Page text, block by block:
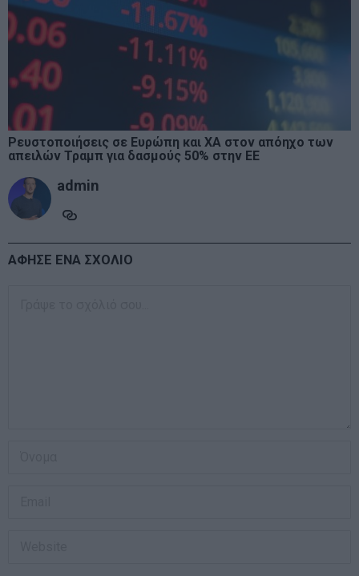
Ρευστοποιήσεις σε Ευρώπη και ΧΑ στον απόηχο των
απειλών Τραμπ για δασμούς 50% στην ΕΕ
admin
ΑΦΗΣΕ ΕΝΑ ΣΧΟΛΙΟ